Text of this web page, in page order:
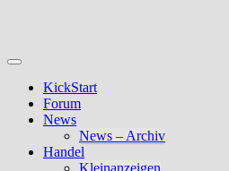
KickStart
Forum
News
News – Archiv
Handel
Kleinanzeigen